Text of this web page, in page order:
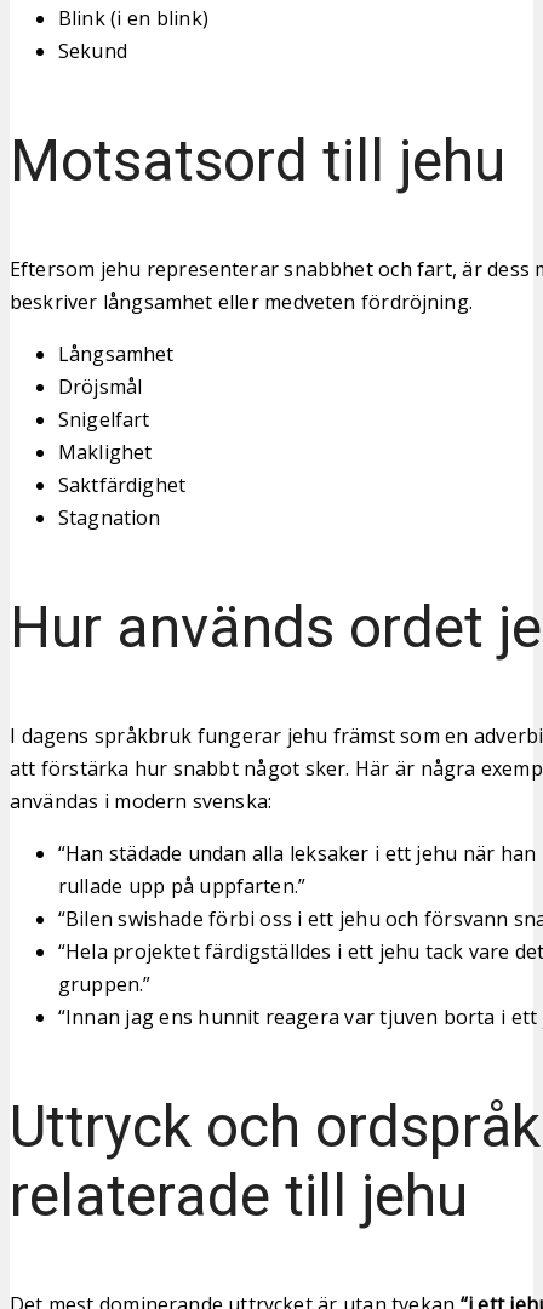
Blink (i en blink)
Sekund
Motsatsord till jehu
Eftersom jehu representerar snabbhet och fart, är dess
beskriver långsamhet eller medveten fördröjning.
Långsamhet
Dröjsmål
Snigelfart
Maklighet
Saktfärdighet
Stagnation
Hur används ordet
I dagens språkbruk fungerar jehu främst som en
att förstärka hur snabbt något sker. Här är några
användas i modern svenska:
“Han städade undan alla leksaker i ett jehu när
rullade upp på uppfarten.”
“Bilen swishade förbi oss i ett jehu och försvann
“Hela projektet färdigställdes i ett jehu tack vare
gruppen.”
“Innan jag ens hunnit reagera var tjuven borta i ett
Uttryck och ordspråk
relaterade till jehu